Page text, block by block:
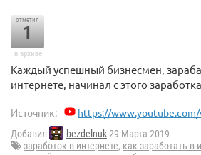
отметил
1
в архиве
Каждый успешный бизнесмен,
интернете, начинал с этого
Источник: https://www.youtube.com/
Добавил bezdelnuk29 Марта 2019
заработок в интернете, как заработать в